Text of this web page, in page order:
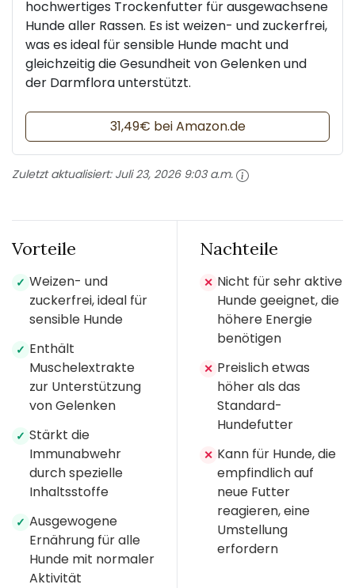
hochwertiges Trockenfutter für ausgewachsene
Hunde aller Rassen. Es ist weizen- und zuckerfrei,
was es ideal für sensible Hunde macht und
gleichzeitig die Gesundheit von Gelenken und
der Darmflora unterstützt.
31,49€ bei Amazon.de
Zuletzt aktualisiert: Juli 23, 2026 9:03 a.m.
Vorteile
✓ Weizen- und
zuckerfrei, ideal für
sensible Hunde
✓ Enthält
Muschelextrakte
zur Unterstützung
von Gelenken
✓ Stärkt die
Immunabwehr
durch spezielle
Inhaltsstoffe
✓ Ausgewogene
Ernährung für alle
Hunde mit normaler
Aktivität
Nachteile
✕ Nicht für sehr aktive
Hunde geeignet, die
höhere Energie
benötigen
✕ Preislich etwas
höher als das
Standard-
Hundefutter
✕ Kann für Hunde, die
empfindlich auf
neue Futter
reagieren, eine
Umstellung
erfordern